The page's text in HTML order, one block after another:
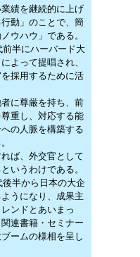
績を継続的に上げ
動」のことで、簡
ウハウ」である。
半にハーバード大
よって提唱され、
採用するために活
に尊厳を持ち、前
重し、対応する能
の人脈を構築する
ば、外交官として
いうわけである。
半から日本の大企
うになり、成果主
ンドとあいまっ
連書籍・セミナー
ームの様相を呈し